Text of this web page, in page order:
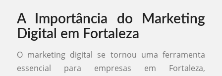
A Importância do Marketing
Digital em Fortaleza
O marketing digital se tornou uma ferramenta
essencial para empresas em Fortaleza,